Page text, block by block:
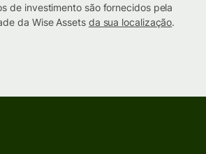
de investimento são fornecidos pela
da Wise Assets da sua localização.